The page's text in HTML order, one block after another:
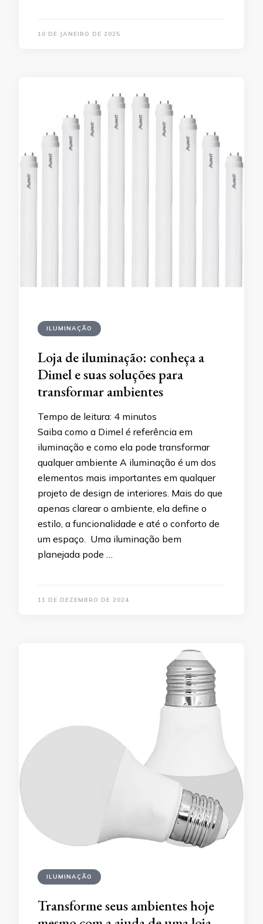
10 DE JANEIRO DE 2025
ILUMINAÇÃO
Loja de iluminação: conheça a
Dimel e suas soluções para
transformar ambientes
Tempo de leitura: 4 minutos
Saiba como a Dimel é referência em
iluminação e como ela pode transformar
qualquer ambiente A iluminação é um dos
elementos mais importantes em qualquer
projeto de design de interiores. Mais do que
apenas clarear o ambiente, ela define o
estilo, a funcionalidade e até o conforto de
um espaço. Uma iluminação bem
planejada pode …
11 DE DEZEMBRO DE 2024
ILUMINAÇÃO
Transforme seus ambientes hoje